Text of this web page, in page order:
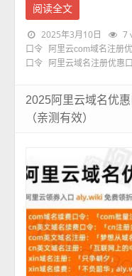
阅读全文
2025年3月10日 7
口令
阿里云com域名注册
口令
阿里云域名注册优惠
2025阿里云域名优
（亲测有效）